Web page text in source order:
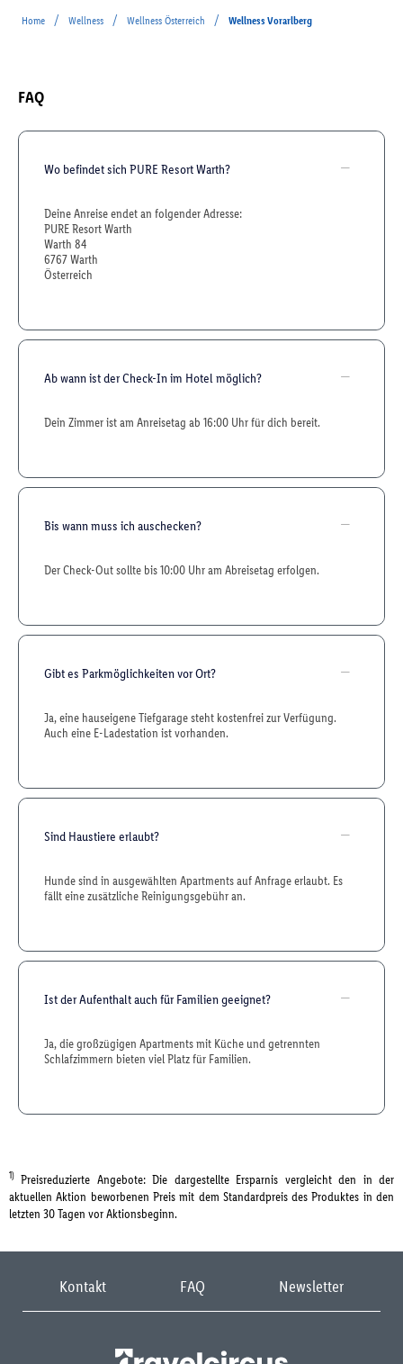
Home / Wellness / Wellness Österreich / Wellness Vorarl­berg
FAQ
Wo befindet sich PURE Resort Warth?
Deine Anreise endet an folgender Adresse:
PURE Resort Warth
Warth 84
6767 Warth
Österreich
Ab wann ist der Check-In im Hotel möglich?
Dein Zimmer ist am Anreisetag ab 16:00 Uhr für dich bereit.
Bis wann muss ich auschecken?
Der Check-Out sollte bis 10:00 Uhr am Abreisetag erfolgen.
Gibt es Parkmöglichkeiten vor Ort?
Ja, eine hauseigene Tiefgarage steht kostenfrei zur Verfügung.
Auch eine E-Ladestation ist vorhanden.
Sind Haustiere erlaubt?
Hunde sind in ausgewählten Apartments auf Anfrage erlaubt. Es
fällt eine zusätzliche Reinigungsgebühr an.
Ist der Aufenthalt auch für Familien geeignet?
Ja, die großzügigen Apartments mit Küche und getrennten
Schlafzimmern bieten viel Platz für Familien.
1) Preisreduzierte Angebote: Die dargestellte Ersparnis vergleicht den in der
aktuellen Aktion beworbenen Preis mit dem Standardpreis des Produktes in den
letzten 30 Tagen vor Aktionsbeginn.
Kontakt FAQ Newsletter